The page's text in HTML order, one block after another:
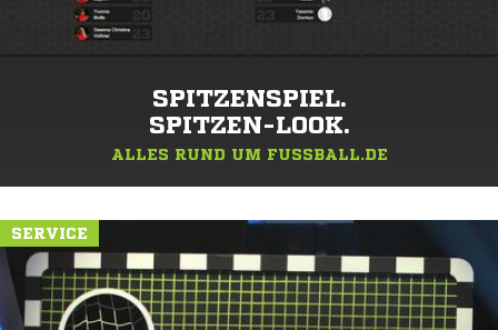
SPITZENSPIEL.
SPITZEN-LOOK.
ALLES RUND UM FUSSBALL.DE
SERVICE